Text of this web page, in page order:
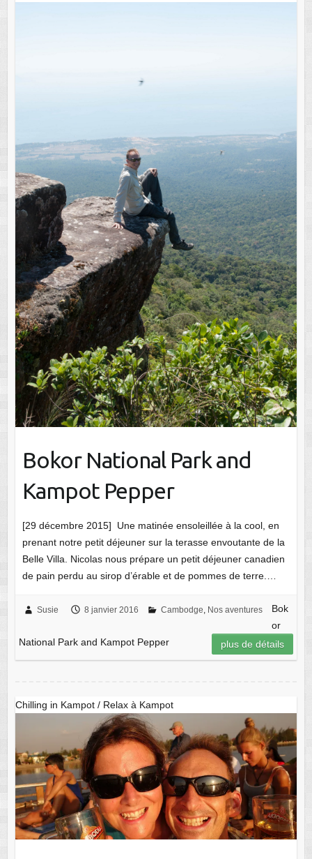
Bokor National Park and
Kampot Pepper
[29 décembre 2015] Une matinée ensoleillée à la cool, en
prenant notre petit déjeuner sur la terasse envoutante de la
Belle Villa. Nicolas nous prépare un petit déjeuner canadien
de pain perdu au sirop d’érable et de pommes de terre.…
Susie 8 janvier 2016 Cambodge, Nos aventures
Bok
or
National Park and Kampot Pepper
plus de détails
Chilling in Kampot / Relax à Kampot